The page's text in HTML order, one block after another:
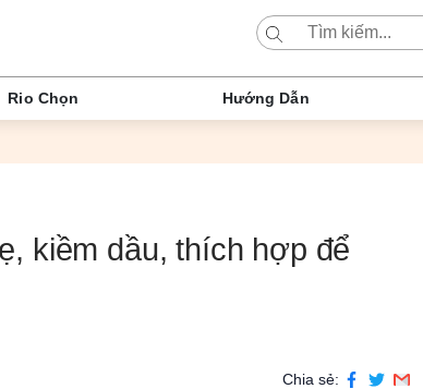
Rio Chọn Hướng Dẫn
kiềm dầu, thích hợp để
Chia sẻ: